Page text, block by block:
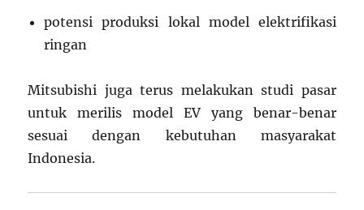
potensi produksi lokal model elektrifikasi
ringan
Mitsubishi juga terus melakukan studi pasar
untuk merilis model EV yang benar-benar
sesuai dengan kebutuhan masyarakat
Indonesia.